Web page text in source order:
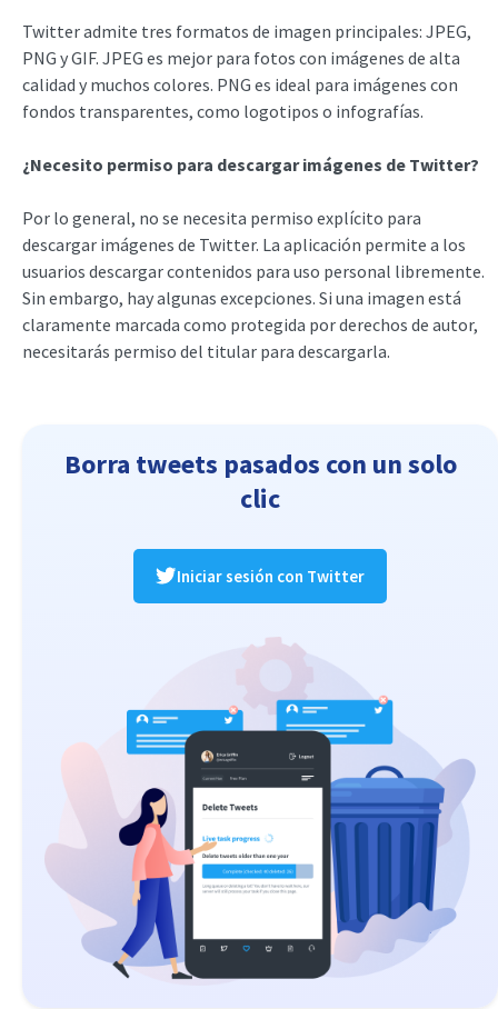
Twitter admite tres formatos de imagen principales: JPEG,
PNG y GIF. JPEG es mejor para fotos con imágenes de alta
calidad y muchos colores. PNG es ideal para imágenes con
fondos transparentes, como logotipos o infografías.
¿Necesito permiso para descargar imágenes de Twitter?
Por lo general, no se necesita permiso explícito para
descargar imágenes de Twitter. La aplicación permite a los
usuarios descargar contenidos para uso personal libremente.
Sin embargo, hay algunas excepciones. Si una imagen está
claramente marcada como protegida por derechos de autor,
necesitarás permiso del titular para descargarla.
Borra tweets pasados con un solo
clic
Iniciar sesión con Twitter